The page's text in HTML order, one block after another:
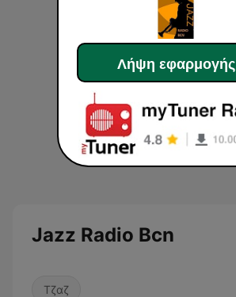
Jazz Radio Bcn
Τζαζ
Λήψη εφαρμογής